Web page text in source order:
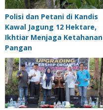
Polisi dan Petani di Kandis
Kawal Jagung 12 Hektare,
Ikhtiar Menjaga Ketahanan
Pangan